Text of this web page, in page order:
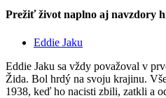
Prežiť život naplno aj navzdory
Eddie Jaku
Eddie Jaku sa vždy považoval v
Žida. Bol hrdý na svoju krajinu.
1938, keď ho nacisti zbili, zatkli a